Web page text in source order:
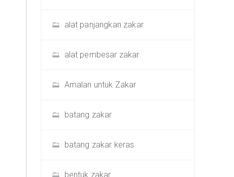
alat panjangkan zakar
alat pembesar zakar
Amalan untuk Zakar
batang zakar
batang zakar keras
bentuk zakar